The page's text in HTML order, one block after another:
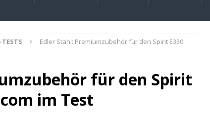
Edler Stahl: Premiumzubehör für den Spirit E330
für den Spirit
im Test